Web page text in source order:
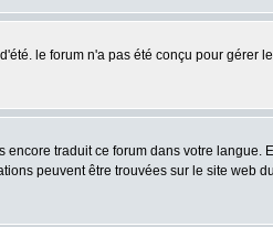
le forum n'a pas été conçu pour gérer
traduit ce forum dans votre langue.
peuvent être trouvées sur le site web